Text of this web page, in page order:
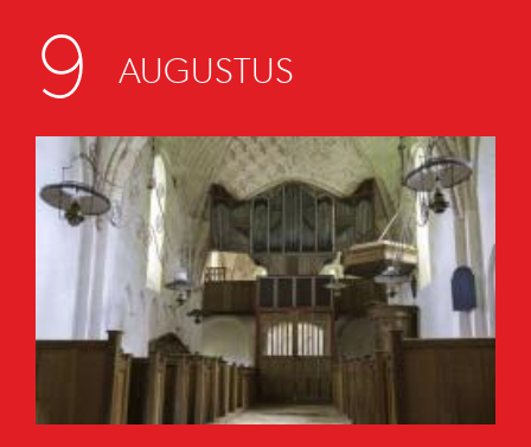
9 AUGUSTUS